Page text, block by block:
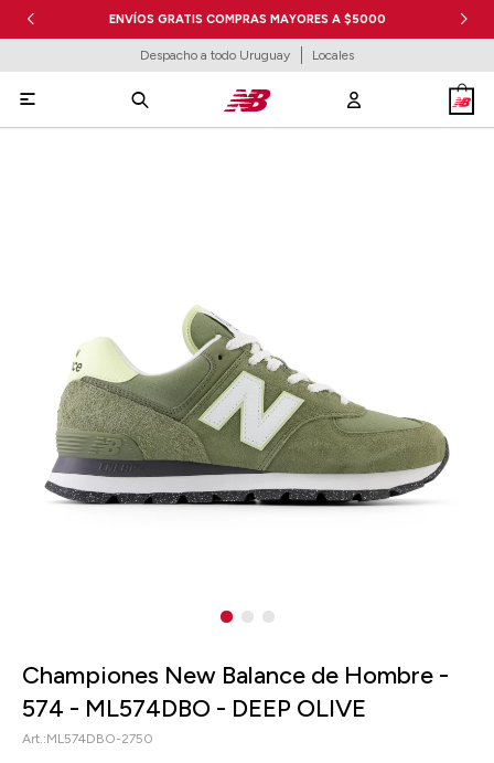
ENVÍOS GRATIS COMPRAS MAYORES A $5000
Despacho a todo Uruguay Locales

Championes New Balance de Hombre -
574 - ML574DBO - DEEP OLIVE
ML574DBO-2750